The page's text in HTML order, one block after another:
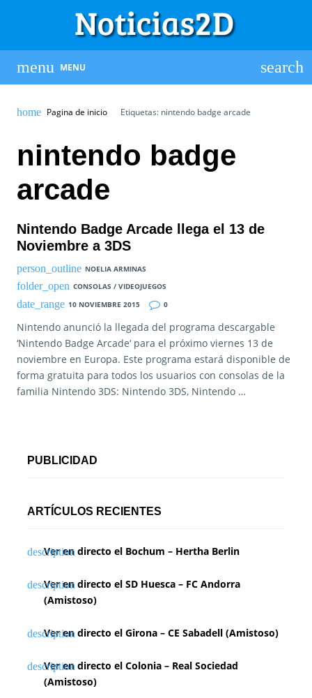
MENU
Pagina de inicio Etiquetas: nintendo badge arcade
nintendo badge
arcade
Nintendo Badge Arcade llega el 13 de
Noviembre a 3DS
NOELIA ARMINAS
CONSOLAS / VIDEOJUEGOS
10 NOVIEMBRE 2015
0
Nintendo anunció la llegada del programa descargable
‘Nintendo Badge Arcade‘ para el próximo viernes 13 de
noviembre en Europa. Este programa estará disponible de
forma gratuita para todos los usuarios con consolas de la
familia Nintendo 3DS: Nintendo 3DS, Nintendo …
PUBLICIDAD
ARTÍCULOS RECIENTES
Ver en directo el Bochum – Hertha Berlin
Ver en directo el SD Huesca – FC Andorra
(Amistoso)
Ver en directo el Girona – CE Sabadell (Amistoso)
Ver en directo el Colonia – Real Sociedad
(Amistoso)